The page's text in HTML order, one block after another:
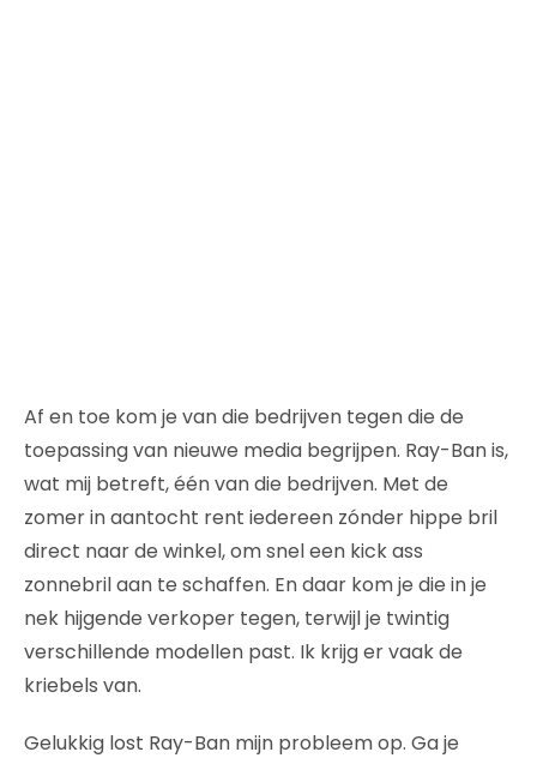
Af en toe kom je van die bedrijven tegen die de
toepassing van nieuwe media begrijpen. Ray-Ban is,
wat mij betreft, één van die bedrijven. Met de
zomer in aantocht rent iedereen zónder hippe bril
direct naar de winkel, om snel een kick ass
zonnebril aan te schaffen. En daar kom je die in je
nek hijgende verkoper tegen, terwijl je twintig
verschillende modellen past. Ik krijg er vaak de
kriebels van.
Gelukkig lost Ray-Ban mijn probleem op. Ga je